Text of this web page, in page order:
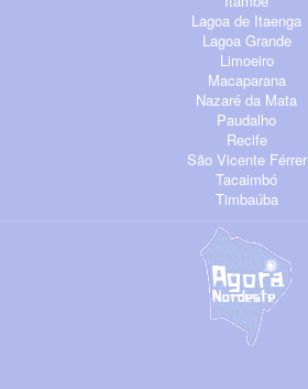
Lagoa de Itaenga
Lagoa Grande
Limoeiro
Macaparana
Nazaré da Mata
Paudalho
Recife
São Vicente Férrer
Tacaimbó
Timbaúba